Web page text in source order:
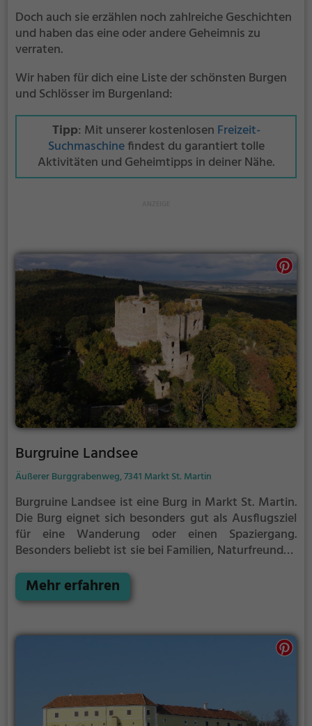
Doch auch sie erzählen noch zahlreiche Geschichten
und haben das eine oder andere Geheimnis zu
verraten.
Wir haben für dich eine Liste der schönsten Burgen
und Schlösser im Burgenland:
Tipp: Mit unserer kostenlosen Freizeit-
Suchmaschinefindest du garantiert tolle
Aktivitäten und Geheimtipps in deiner Nähe.
Burgruine Landsee
Äußerer Burggrabenweg, 7341 Markt St. Martin
Burgruine Landsee ist eine Burg in Markt St. Martin.
Die Burg eignet sich besonders gut als Ausflugsziel
für eine Wanderung oder einen Spaziergang.
Besonders beliebt ist sie bei Familien, Naturfreunden
Aspekte aus längst vergangenen Zeiten und bietet
einen kleinen Einblick in die Geschichte.
Mehr erfahren